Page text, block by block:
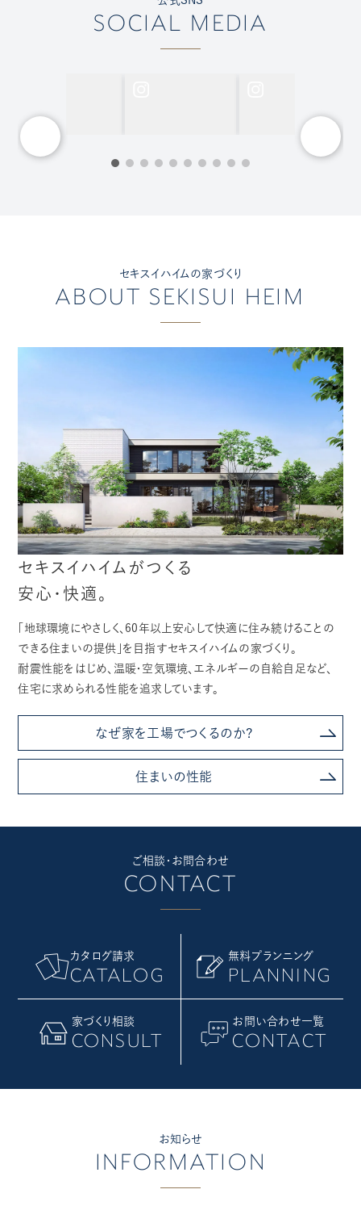
SOCIAL MEDIA
セキスイハイムの家づくり
ABOUT SEKISUI HEIM
セキスイハイムがつくる
安心・快適。
「地球環境にやさしく、60年以上安心して快適に住み続けることの
できる住まいの提供」を目指すセキスイハイムの家づくり。
耐震性能をはじめ、温暖・空気環境、エネルギーの自給自足など、
住宅に求められる性能を追求しています。
なぜ家を工場でつくるのか?
住まいの性能
ご相談・お問合わせ
CONTACT
カタログ請求
CATALOG
無料プランニング
PLANNING
家づくり相談
CONSULT
お問い合わせ一覧
CONTACT
お知らせ
INFORMATION